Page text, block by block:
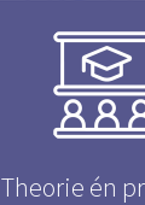
Theorie én